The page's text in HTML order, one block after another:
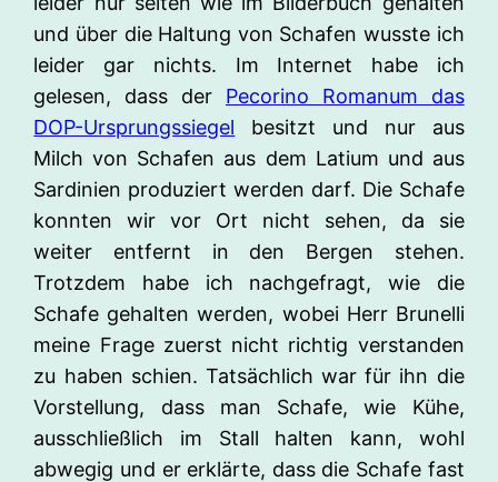
und über die Haltung von Schafen wusste ich
leider gar nichts. Im Internet habe ich
gelesen, dass der Pecorino Romanum das
DOP-Ursprungssiegel besitzt und nur aus
Milch von Schafen aus dem Latium und aus
Sardinien produziert werden darf. Die Schafe
konnten wir vor Ort nicht sehen, da sie
weiter entfernt in den Bergen stehen.
Trotzdem habe ich nachgefragt, wie die
Schafe gehalten werden, wobei Herr Brunelli
meine Frage zuerst nicht richtig verstanden
zu haben schien. Tatsächlich war für ihn die
Vorstellung, dass man Schafe, wie Kühe,
ausschließlich im Stall halten kann, wohl
abwegig und er erklärte, dass die Schafe fast